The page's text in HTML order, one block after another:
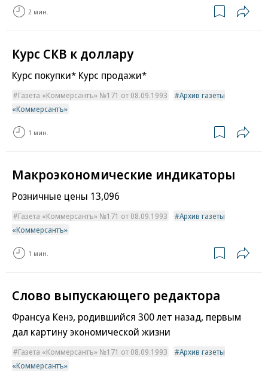
2 мин.
Курс СКВ к доллару
Курс покупки* Курс продажи*
Газета «Коммерсантъ» №171 от 08.09.1993
Архив газеты
«Коммерсантъ»
1 мин.
Макроэкономические индикаторы
Розничные цены 13,096
Газета «Коммерсантъ» №171 от 08.09.1993
Архив газеты
«Коммерсантъ»
1 мин.
Слово выпускающего редактора
Франсуа Кенэ, родившийся 300 лет назад, первым
дал картину экономической жизни
Газета «Коммерсантъ» №171 от 08.09.1993
Архив газеты
«Коммерсантъ»